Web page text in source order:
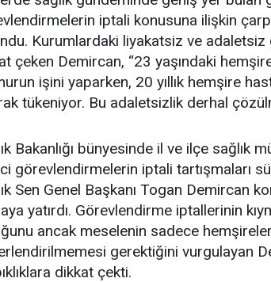
iptali konusuna ilişkin
Kurumlardaki liyakatsiz ve
çeken Demircan, “23 yaşındaki
işini yaparken, 20 yıllık hemşire
tükeniyor. Bu adaletsizlik derhal
Bakanlığı bünyesinde il ve ilçe sağlık
görevlendirmelerin iptali tartışmaları
Sen Genel Başkanı Togan Demircan
yatırdı. Görevlendirme iptallerinin
ancak meselenin sadece
gerektiğini vurgulayan
dikkat çekti.